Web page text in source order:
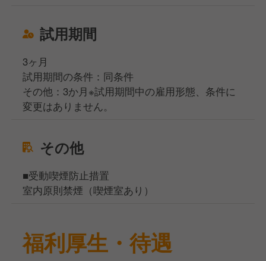
試用期間
3ヶ月
試用期間の条件：同条件
その他：3か月※試用期間中の雇用形態、条件に
変更はありません。
その他
■受動喫煙防止措置
室内原則禁煙（喫煙室あり）
福利厚生・待遇